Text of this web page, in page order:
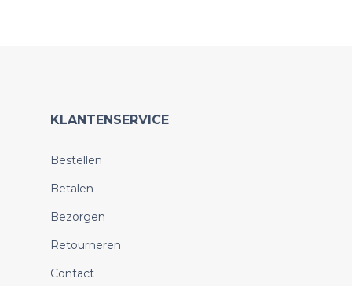
KLANTENSERVICE
Bestellen
Betalen
Bezorgen
Retourneren
Contact